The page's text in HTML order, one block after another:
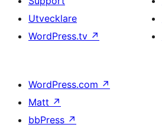
Utvecklare
WordPress.tv ↗
WordPress.com ↗
Matt ↗
bbPress ↗